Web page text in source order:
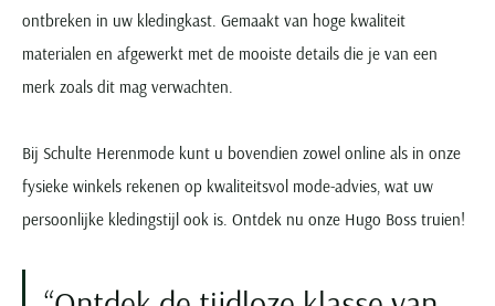
ontbreken in uw kledingkast. Gemaakt van hoge kwaliteit
materialen en afgewerkt met de mooiste details die je van een
merk zoals dit mag verwachten.
Bij Schulte Herenmode kunt u bovendien zowel online als in onze
fysieke winkels rekenen op kwaliteitsvol mode-advies, wat uw
persoonlijke kledingstijl ook is. Ontdek nu onze Hugo Boss truien!